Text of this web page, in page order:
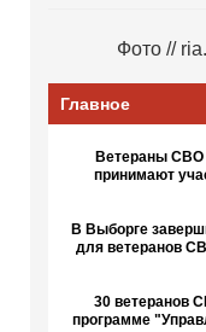
Фото //
Главное
Ветераны СВО
принимают
В Выборге
для ветеранов
30 ветеранов
программе